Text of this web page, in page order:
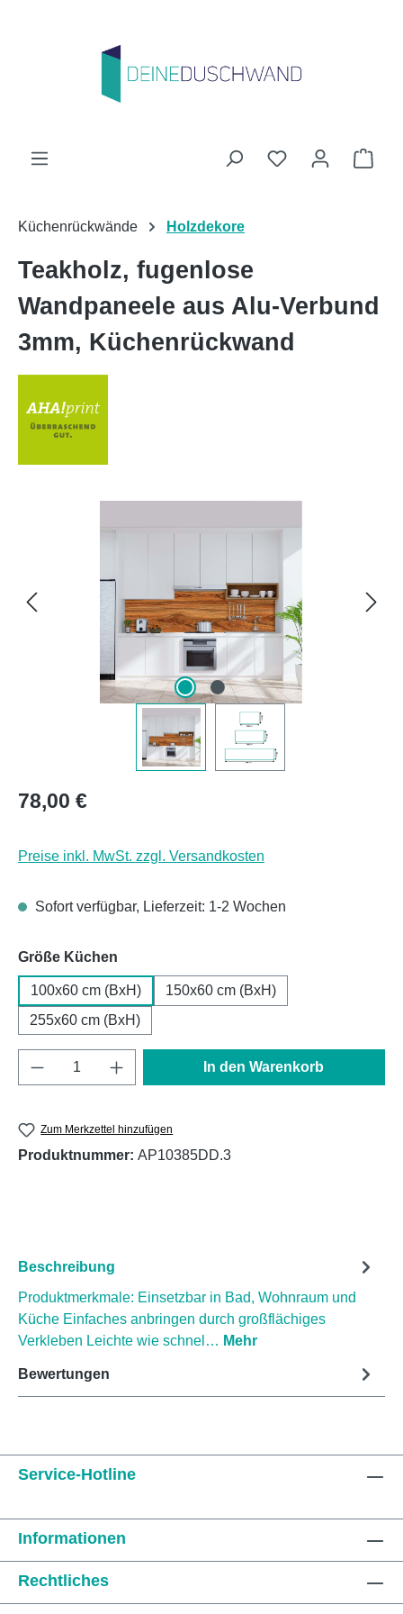
Du hast 0
Küchenrückwände Holzdekore
Teakholz, fugenlose
Wandpaneele aus Alu-Verbund
3mm, Küchenrückwand
Regulärer Preis:
78,00 €
Preise inkl. MwSt. zzgl. Versandkosten
Sofort verfügbar, Lieferzeit: 1-2 Wochen
Größe Küchen
100x60 cm (BxH)
150x60 cm (BxH)
255x60 cm (BxH)
Produkt Anzahl: Gib den gewünschten
In den Warenkorb
Zum Merkzettel hinzufügen
Produktnummer: AP10385DD.3
Beschreibung
Produktmerkmale: Einsetzbar in Bad, Wohnraum und
Küche Einfaches anbringen durch großflächiges
Verkleben Leichte wie schnel… Mehr
Bewertungen
Service-Hotline
Informationen
Rechtliches